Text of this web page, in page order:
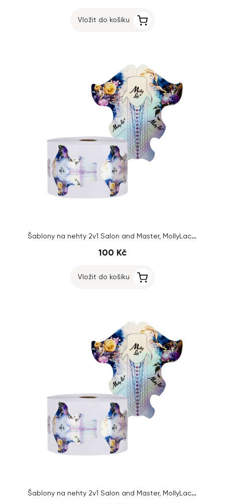
Vložit do košíku
Šablony na nehty 2v1 Salon and Master, MollyLac Flowers Holo, 100ks
100 Kč
Vložit do košíku
Šablony na nehty 2v1 Salon and Master, MollyLac Flowers Holo, 500ks